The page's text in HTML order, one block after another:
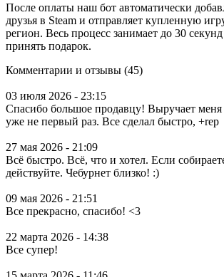
После оплаты наш бот автоматически
друзья в Steam и отправляет купленную
регион. Весь процесс занимает до 30
принять подарок.
Комментарии и отзывы (45)
03 июля 2026 - 23:15
Спасибо большое продавцу! Выручает меня
уже не первый раз. Все сделал быстро, +rep
27 мая 2026 - 21:09
Всё быстро. Всё, что и хотел. Если
действуйте. Чебурнет близко! :)
09 мая 2026 - 21:51
Все прекрасно, спасибо! <3
22 марта 2026 - 14:38
Все супер!